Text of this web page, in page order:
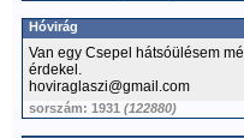
Hóvirág
Van egy Csepel hátsóülésem
érdekel.
hoviraglaszi@gmail.com
sorszám: 1931 (122880)